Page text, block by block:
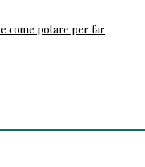
come potare per far